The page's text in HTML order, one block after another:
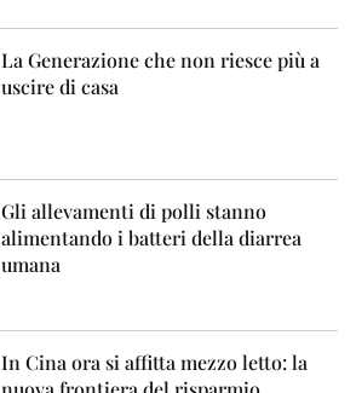
La Generazione che non riesce più a
uscire di casa
Gli allevamenti di polli stanno
alimentando i batteri della diarrea
umana
In Cina ora si affitta mezzo letto: la